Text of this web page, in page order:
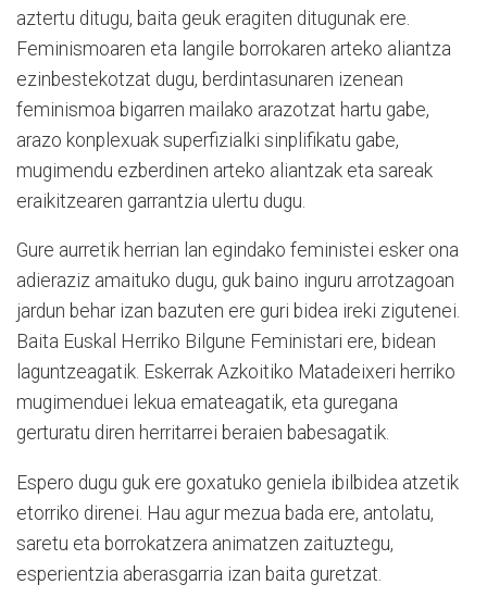
aztertu ditugu, baita geuk eragiten ditugunak ere.
Feminismoaren eta langile borrokaren arteko aliantza
ezinbestekotzat dugu, berdintasunaren izenean
feminismoa bigarren mailako arazotzat hartu gabe,
arazo konplexuak superfizialki sinplifikatu gabe,
mugimendu ezberdinen arteko aliantzak eta sareak
eraikitzearen garrantzia ulertu dugu.
Gure aurretik herrian lan egindako feministei esker ona
adieraziz amaituko dugu, guk baino inguru arrotzagoan
jardun behar izan bazuten ere guri bidea ireki zigutenei.
Baita Euskal Herriko Bilgune Feministari ere, bidean
laguntzeagatik. Eskerrak Azkoitiko Matadeixeri herriko
mugimenduei lekua emateagatik, eta guregana
gerturatu diren herritarrei beraien babesagatik.
Espero dugu guk ere goxatuko geniela ibilbidea atzetik
etorriko direnei. Hau agur mezua bada ere, antolatu,
saretu eta borrokatzera animatzen zaituztegu,
esperientzia aberasgarria izan baita guretzat.